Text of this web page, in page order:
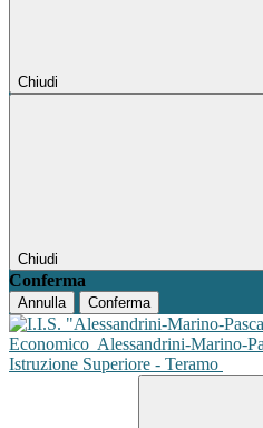
Chiudi
Chiudi
Conferma
Annulla Conferma
Economico Alessandrini-Marino-
Istruzione Superiore - Teramo